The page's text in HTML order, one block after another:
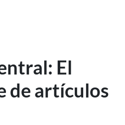
El
de artículos